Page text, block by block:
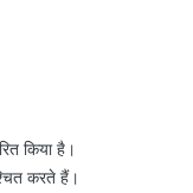
किया है।
करते हैं।